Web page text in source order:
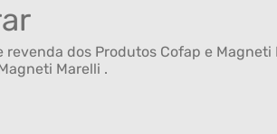
dos Produtos Cofap e Magneti
Marelli .